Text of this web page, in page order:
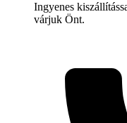
Ingyenes
várjuk Önt.